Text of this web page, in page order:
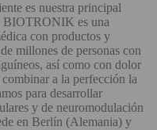
es nuestra principal
BIOTRONIK es una
con productos y
millones de personas con
así como con dolor
a la perfección la
para desarrollar
y de neuromodulación
en Berlín (Alemania) y